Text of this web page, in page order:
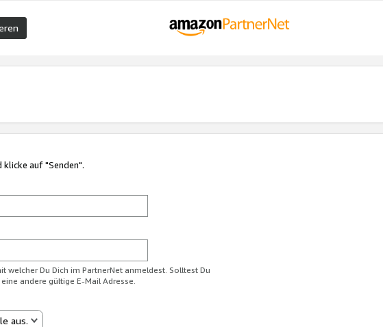
klicke auf "Senden".
welcher Du Dich im PartnerNet anmeldest. Solltest Du
andere gültige E-Mail Adresse.
aus.